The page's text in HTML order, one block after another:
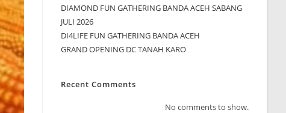
DIAMOND FUN GATHERING BANDA ACEH SABANG
JULI 2026
DI4LIFE FUN GATHERING BANDA ACEH
GRAND OPENING DC TANAH KARO
Recent Comments
No comments to show.